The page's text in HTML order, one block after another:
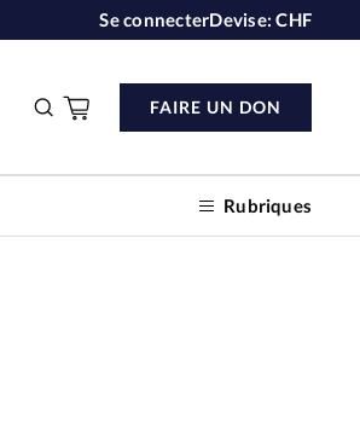
Se connecterDevise:CHF
Rubriques
FAIRE UN DON